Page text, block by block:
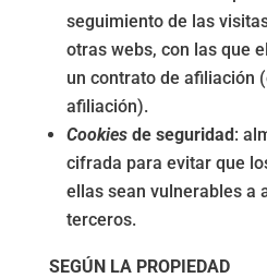
seguimiento de las
otras webs, con las que
un contrato de afiliación
afiliación).
Cookies de seguridad:
cifrada para evitar que
ellas sean vulnerables a
terceros.
SEGÚN LA PROPIEDAD